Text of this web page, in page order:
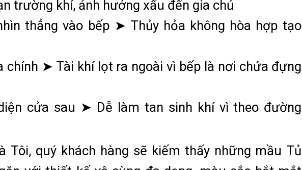
trường khí, ảnh hưởng xấu đến gia chủ
thẳng vào bếp ➤ Thủy hỏa không hòa hợp tạo
chính ➤ Tài khí lọt ra ngoài vì bếp là nơi chứa đựng
cửa sau ➤ Dễ làm tan sinh khí vì theo đường
Tôi, quý khách hàng sẽ kiếm thấy những mầu Tủ